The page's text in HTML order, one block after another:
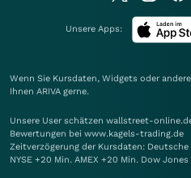
Unsere Apps:
Wenn Sie Kursdaten, Widgets oder
Ihnen ARIVA gerne.
Unsere User schätzen wallstreet-
Bewertungen bei www.kagels-trading.de
Zeitverzögerung der Kursdaten: Deutsche
NYSE +20 Min. AMEX +20 Min. Dow